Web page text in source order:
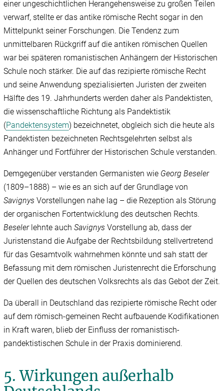
einer ungeschichtlichen Herangehensweise zu großen Teilen
verwarf, stellte er das antike römische Recht sogar in den
Mittelpunkt seiner Forschungen. Die Tendenz zum
unmittelbaren Rückgriff auf die antiken römischen Quellen
war bei späteren romanistischen Anhängern der Historischen
Schule noch stärker. Die auf das rezipierte römische Recht
und seine Anwendung spezialisierten Juristen der zweiten
Hälfte des 19. Jahrhunderts werden daher als Pandektisten,
die wissenschaftliche Richtung als Pandektistik
(Pandektensystem) bezeichnetet, obgleich sich die heute als
Pandektisten bezeichneten Rechtsgelehrten selbst als
Anhänger und Fortführer der Historischen Schule verstanden.
Demgegenüber verstanden Germanisten wie Georg Beseler
(1809–1888) – wie es an sich auf der Grundlage von
Savignys Vorstellungen nahe lag – die Rezeption als Störung
der organischen Fortentwicklung des deutschen Rechts.
Beselerlehnte auchSavignys Vorstellung ab, dass der
Juristenstand die Aufgabe der Rechtsbildung stellvertretend
für das Gesamtvolk wahrnehmen könnte und sah statt der
Befassung mit dem römischen Juristenrecht die Erforschung
der Quellen des deutschen Volksrechts als das Gebot der Zeit.
Da überall in Deutschland das rezipierte römische Recht oder
auf dem römisch-gemeinen Recht aufbauende Kodifikationen
in Kraft waren, blieb der Einfluss der romanistisch-
pandektistischen Schule in der Praxis dominierend.
5. Wirkungen außerhalb